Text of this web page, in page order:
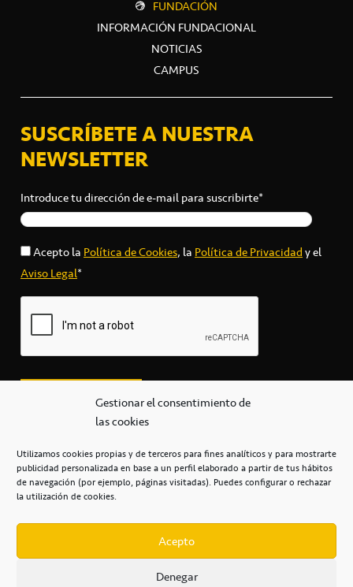
Gestionar el consentimiento de
las cookies
Utilizamos cookies propias y de terceros para fines analíticos y para mostrarte
publicidad personalizada en base a un perfil elaborado a partir de tus hábitos
de navegación (por ejemplo, páginas visitadas). Puedes configurar o rechazar
la utilización de cookies.
Acepto
Denegar
FUNDACIÓN
INFORMACIÓN FUNDACIONAL
NOTICIAS
CAMPUS
SUSCRÍBETE A NUESTRA
NEWSLETTER
Introduce tu dirección de e-mail para suscribirte*
Acepto laPolítica de Cookies, laPolítica de Privacidady el
Aviso Legal*
secretaria@cbcanarias.es
+34 922 253 684
Casa del Deporte / 38108 – La Laguna